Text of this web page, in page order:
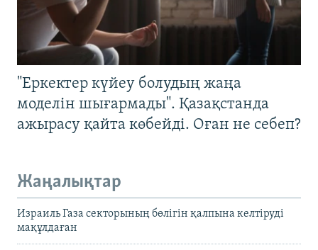
"Еркектер күйеу болудың жаңа
моделін шығармады". Қазақстанда
ажырасу қайта көбейді. Оған не себеп?
Жаңалықтар
Израиль Газа секторының бөлігін қалпына келтіруді
мақұлдаған